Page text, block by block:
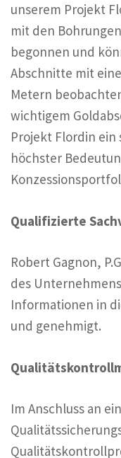
unserem Projekt
mit den
begonnen und
Abschnitte mit
Metern
wichtigem
Projekt Flordin ein
höchster
Qualifizierte
Robert Gagnon,
des
Informationen in
und genehmigt.
Im Anschluss an